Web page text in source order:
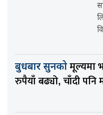
बुधबार सुनकोमूल्यमा
रुपैयाँ बढ्यो, चाँदी पनि